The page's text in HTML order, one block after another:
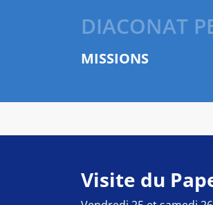
DIACONAT
MISSIONS
Visite du